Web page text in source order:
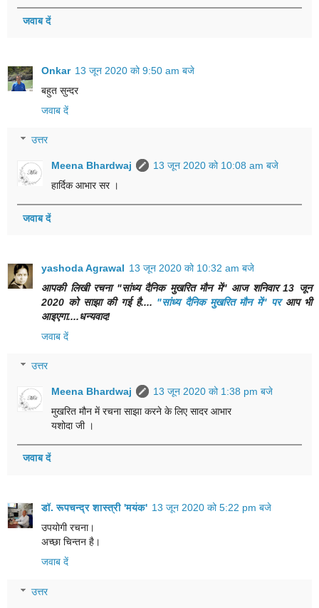
जवाब दें
Onkar 13 जून 2020 को 9:50 am बजे
बहुत सुन्दर
जवाब दें
उत्तर
Meena Bhardwaj
13 जून 2020 को 10:08 am बजे
हार्दिक आभार सर ।
जवाब दें
yashoda Agrawal 13 जून 2020 को 10:32 am बजे
आपकी लिखी रचना "सांध्य दैनिक मुखरित मौन में" आज शनिवार 13 जून
2020 को साझा की गई है.... "सांध्य दैनिक मुखरित मौन में" पर आप भी
आइएगा....धन्यवाद!
जवाब दें
उत्तर
Meena Bhardwaj
13 जून 2020 को 1:38 pm बजे
मुखरित मौन में रचना साझा करने के लिए सादर आभार
यशोदा जी ।
जवाब दें
डॉ. रूपचन्द्र शास्त्री 'मयंक' 13 जून 2020 को 5:22 pm बजे
उपयोगी रचना।
अच्छा चिन्तन है।
जवाब दें
उत्तर